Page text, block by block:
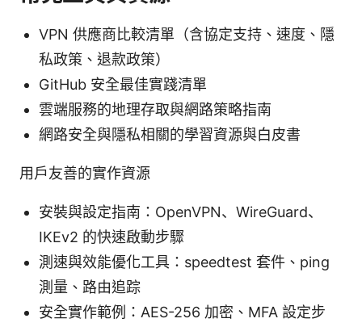
VPN 供應商比較清單（含協定支持、速度、隱
私政策、退款政策）
GitHub 安全最佳實踐清單
雲端服務的地理存取與網路策略指南
網路安全與隱私相關的學習資源與白皮書
用戶友善的實作資源
安裝與設定指南：OpenVPN、WireGuard、
IKEv2 的快速啟動步驟
測速與效能優化工具：speedtest 套件、ping
測量、路由追踪
安全實作範例：AES-256 加密、MFA 設定步